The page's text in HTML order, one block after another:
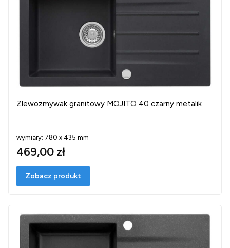
Zlewozmywak granitowy MOJITO 40 czarny metalik
wymiary: 780 x 435 mm
469,00 zł
Zobacz produkt